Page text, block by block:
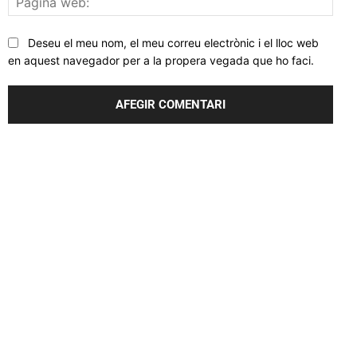
web:
Deseu el meu nom, el meu correu electrònic i el lloc web
en aquest navegador per a la propera vegada que ho faci.